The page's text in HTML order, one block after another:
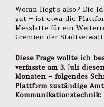
Woran liegt’s also? Die
gut – ist etwa die
Messlatte für ein
Gremien der
Diese Frage wollte ich
verfasste am 3. Juli
Monaten – folgendes
Plattform zuständige
Kommunikationstechnik: